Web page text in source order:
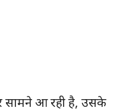
सामने आ रही है, उसके